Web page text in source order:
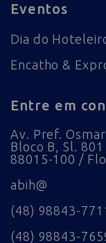
Eventos
Dia do
Encatho &
Entre em
Av. Pref.
Bloco B, Sl.
88015-100 /
abih@
(48) 98843-
(48) 98843-